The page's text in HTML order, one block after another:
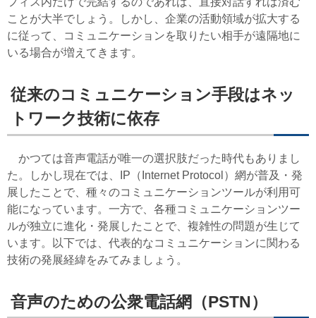
ことが大半でしょう。しかし、企業の活動領域が拡大する
に従って、コミュニケーションを取りたい相手が遠隔地に
いる場合が増えてきます。
従来のコミュニケーション手段はネッ
トワーク技術に依存
かつては音声電話が唯一の選択肢だった時代もありまし
た。しかし現在では、IP（Internet Protocol）網が普及・発
展したことで、種々のコミュニケーションツールが利用可
能になっています。一方で、各種コミュニケーションツー
ルが独立に進化・発展したことで、複雑性の問題が生じて
います。以下では、代表的なコミュニケーションに関わる
技術の発展経緯をみてみましょう。
音声のための公衆電話網（PSTN）